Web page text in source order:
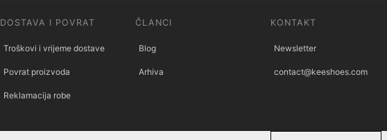
DOSTAVA I POVRAT
Troškovi i vrijeme dostave
Povrat proizvoda
Reklamacija robe
ČLANCI
Blog
Arhiva
KONTAKT
Newsletter
contact@keeshoes.com